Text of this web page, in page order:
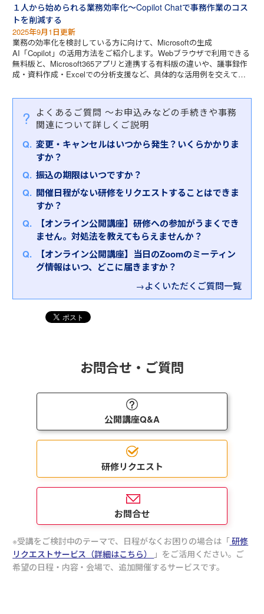
１人から始められる業務効率化～Copilot Chatで事務作業のコス
トを削減する
2025年9月1日更新
業務の効率化を検討している方に向けて、Microsoftの生成
AI「Copilot」の活用方法をご紹介します。Webブラウザで利用できる
無料版と、Microsoft365アプリと連携する有料版の違いや、議事録作
成・資料作成・Excelでの分析支援など、具体的な活用例を交えて解
よくあるご質問 ～お申込みなどの手続きや事務
関連について詳しくご説明
変更・キャンセルはいつから発生？いくらかかりま
すか？
振込の期限はいつですか？
開催日程がない研修をリクエストすることはできま
すか？
【オンライン公開講座】研修への参加がうまくでき
ません。対処法を教えてもらえませんか？
【オンライン公開講座】当日のZoomのミーティン
グ情報はいつ、どこに届きますか？
→よくいただくご質問一覧
お問合せ・ご質問
公開講座Q&A
研修リクエスト
お問合せ
受講をご検討中のテーマで、日程がなくお困りの場合は「研修
リクエストサービス（詳細はこちら）
」をご活用ください。ご
希望の日程・内容・会場で、追加開催するサービスです。